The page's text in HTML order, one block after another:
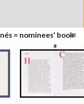
= nominees' book
8